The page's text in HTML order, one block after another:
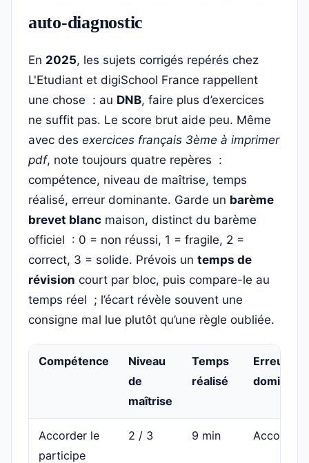
auto-diagnostic
En 2025, les sujets corrigés repérés chez
L'Etudiant et digiSchool France rappellent
une chose : au DNB, faire plus d’exercices
ne suffit pas. Le score brut aide peu. Même
avec des exercices français 3ème à imprimer
pdf, note toujours quatre repères :
compétence, niveau de maîtrise, temps
réalisé, erreur dominante. Garde un barème
brevet blanc maison, distinct du barème
officiel : 0 = non réussi, 1 = fragile, 2 =
correct, 3 = solide. Prévois un temps de
révision court par bloc, puis compare-le au
temps réel ; l’écart révèle souvent une
consigne mal lue plutôt qu’une règle oubliée.
Compétence
Niveau
de
maîtrise
Temps
réalisé
Erreur
Accorder le
participe
2 / 3 9 min Accord